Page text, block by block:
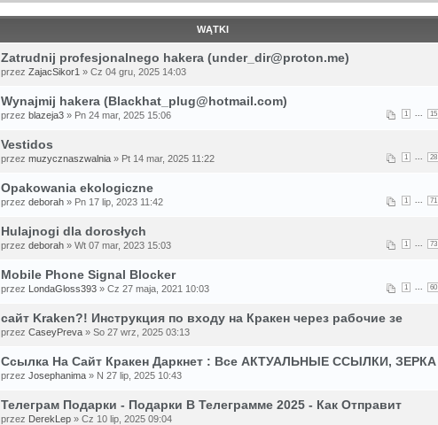
WĄTKI
Zatrudnij profesjonalnego hakera (under_dir@proton.me)
przez ZajacSikor1 » Cz 04 gru, 2025 14:03
Wynajmij hakera (Blackhat_plug@hotmail.com)
1 15
przez blazeja3 » Pn 24 mar, 2025 15:06
Vestidos
1 28
przez muzycznaszwalnia » Pt 14 mar, 2025 11:22
Opakowania ekologiczne
1 71
przez deborah » Pn 17 lip, 2023 11:42
Hulajnogi dla dorosłych
1 73
przez deborah » Wt 07 mar, 2023 15:03
Mobile Phone Signal Blocker
1 60
przez LondaGloss393 » Cz 27 maja, 2021 10:03
сайт Kraken?! Инструкция по входу на Кракен через рабочие зе
przez CaseyPreva » So 27 wrz, 2025 03:13
Ссылка На Сайт Кракен Даркнет : Все АКТУАЛЬНЫЕ ССЫЛКИ, ЗЕРКА
przez Josephanima » N 27 lip, 2025 10:43
Телеграм Подарки - Подарки В Телеграмме 2025 - Как Отправит
przez DerekLep » Cz 10 lip, 2025 09:04